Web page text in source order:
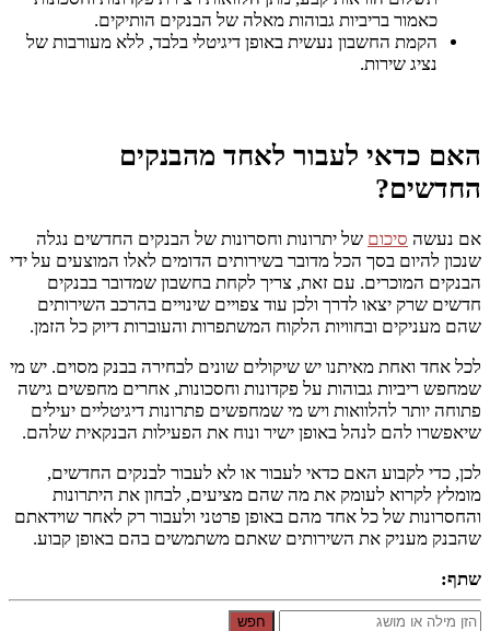
כאמור בריביות גבוהות מאלה של הבנקים הותיקים.
הקמת החשבון נעשית באופן דיגיטלי בלבד, ללא מעורבות של
נציג שירות.
האם כדאי לעבור לאחד מהבנקים
החדשים?
אם נעשה סיכום של יתרונות וחסרונות של הבנקים החדשים נגלה
שנכון להיום בסך הכל מדובר בשירותים הדומים לאלו המוצעים על ידי
הבנקים המוכרים. עם זאת, צריך לקחת בחשבון שמדובר בבנקים
חדשים שרק יצאו לדרך ולכן עוד צפויים שינויים בהרכב השירותים
שהם מעניקים ובחוויות הלקוח המשתפרות והעוברות דיוק כל הזמן.
לכל אחד ואחת מאיתנו יש שיקולים שונים לבחירה בבנק מסוים. יש מי
שמחפש ריביות גבוהות על פקדונות וחסכונות, אחרים מחפשים גישה
פתוחה יותר להלוואות ויש מי שמחפשים פתרונות דיגיטליים יעילים
שיאפשרו להם לנהל באופן ישיר ונוח את הפעילות הבנקאית שלהם.
לכן, כדי לקבוע האם כדאי לעבור או לא לעבור לבנקים החדשים,
מומלץ לקרוא לעומק את מה שהם מציעים, לבחון את היתרונות
והחסרונות של כל אחד מהם באופן פרטני ולעבור רק לאחר שוידאתם
שהבנק מעניק את השירותים שאתם משתמשים בהם באופן קבוע.
שתף:
חפש